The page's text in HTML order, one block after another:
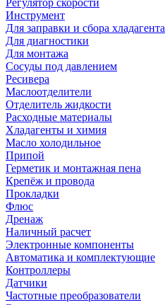
Регулятор скорости
Инструмент
Для заправки и сбора хладагента
Для диагностики
Для монтажа
Сосуды под давлением
Ресивера
Маслоотделители
Отделитель жидкости
Расходные материалы
Хладагенты и химия
Масло холодильное
Припой
Герметик и монтажная пена
Крепёж и провода
Прокладки
Флюс
Дренаж
Наличный расчет
Электронные компоненты
Автоматика и комплектующие
Контроллеры
Датчики
Частотные преобразователи